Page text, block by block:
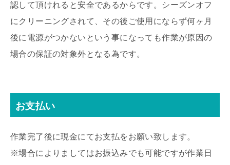
認して頂けれると安全であるからです。シーズンオフ
にクリーニングされて、その後ご使用にならず何ヶ月
後に電源がつかないという事になっても作業が原因の
場合の保証の対象外となる為です。
お支払い
作業完了後に現金にてお支払をお願い致します。
※場合によりましてはお振込みでも可能ですが作業日